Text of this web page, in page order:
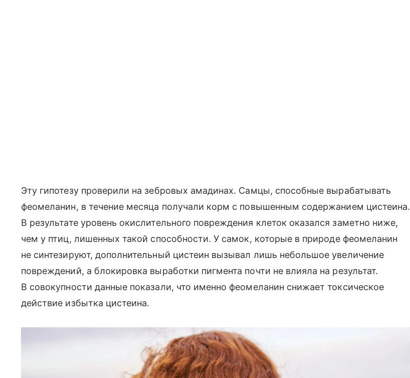
Эту гипотезу проверили на зебровых амадинах. Самцы, способные вырабатывать
феомеланин, в течение месяца получали корм с повышенным содержанием цистеина.
В результате уровень окислительного повреждения клеток оказался заметно ниже,
чем у птиц, лишенных такой способности. У самок, которые в природе феомеланин
не синтезируют, дополнительный цистеин вызывал лишь небольшое увеличение
повреждений, а блокировка выработки пигмента почти не влияла на результат.
В совокупности данные показали, что именно феомеланин снижает токсическое
действие избытка цистеина.